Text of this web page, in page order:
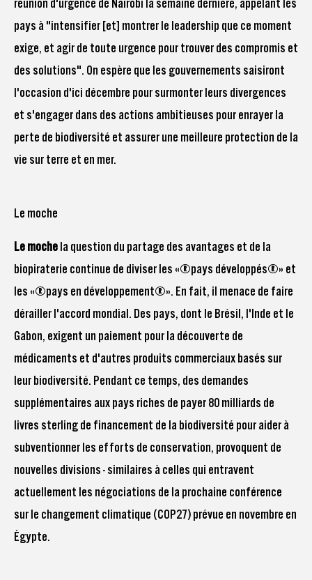
réunion d'urgence de Nairobi la semaine dernière, appelant les
pays à "intensifier [et] montrer le leadership que ce moment
exige, et agir de toute urgence pour trouver des compromis et
des solutions". On espère que les gouvernements saisiront
l'occasion d'ici décembre pour surmonter leurs divergences
et s'engager dans des actions ambitieuses pour enrayer la
perte de biodiversité et assurer une meilleure protection de la
vie sur terre et en mer.
Le moche
Le mochela question du partage des avantages et de la
biopiraterie continue de diviser les « pays développés » et
les « pays en développement ». En fait, il menace de faire
dérailler l'accord mondial. Des pays, dont le Brésil, l'Inde et le
Gabon, exigent un paiement pour la découverte de
médicaments et d'autres produits commerciaux basés sur
leur biodiversité. Pendant ce temps, des demandes
supplémentaires aux pays riches de payer 80 milliards de
livres sterling de financement de la biodiversité pour aider à
subventionner les efforts de conservation, provoquent de
nouvelles divisions - similaires à celles qui entravent
actuellement les négociations de la prochaine conférence
sur le changement climatique (COP27) prévue en novembre en
Égypte.